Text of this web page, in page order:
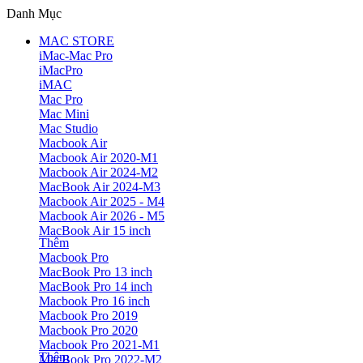
Danh Mục
MAC STORE
iMac-Mac Pro
iMacPro
iMAC
Mac Pro
Mac Mini
Mac Studio
Macbook Air
Macbook Air 2020-M1
Macbook Air 2024-M2
MacBook Air 2024-M3
Macbook Air 2025 - M4
Macbook Air 2026 - M5
MacBook Air 15 inch
Thêm
Macbook Pro
MacBook Pro 13 inch
MacBook Pro 14 inch
Macbook Pro 16 inch
Macbook Pro 2019
Macbook Pro 2020
Macbook Pro 2021-M1
MacBook Pro 2022-M2
Thêm